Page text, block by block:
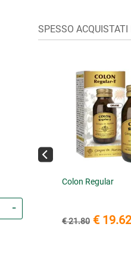
SPESSO
Colon Regular
€ 21.80 € 19.62
10%)